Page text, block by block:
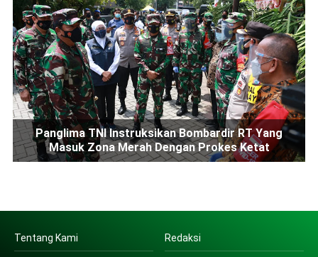
Panglima TNI Instruksikan Bombardir RT Yang
Masuk Zona Merah Dengan Prokes Ketat
Tentang Kami Redaksi